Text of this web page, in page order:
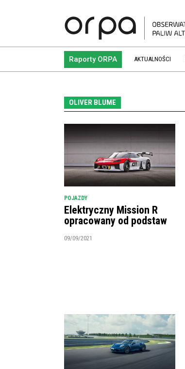
Raporty ORPA AKTUALNOŚCI
OLIVER BLUME
POJAZDY
Elektryczny Mission R
opracowany od podstaw
09/09/2021